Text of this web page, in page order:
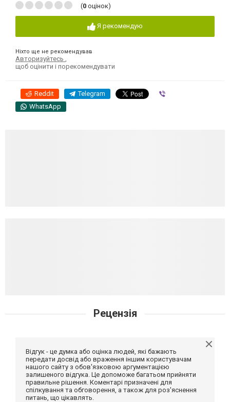
(0 оцінок)
Я рекомендую
Ніхто ще не рекомендував
Авторизуйтесь
щоб оцінити і порекомендувати
Reddit Telegram
WhatsApp
Рецензія
Відгук - це думка або оцінка людей, які бажають
передати досвід або враження іншим користувачам
нашого сайту з обов'язковою аргументацією
залишеного відгука. Це допоможе багатьом прийняти
правильне рішення. Коментарі призначені для
спілкування та обговорення, а також для роз'яснення
питань, що цікавлять.